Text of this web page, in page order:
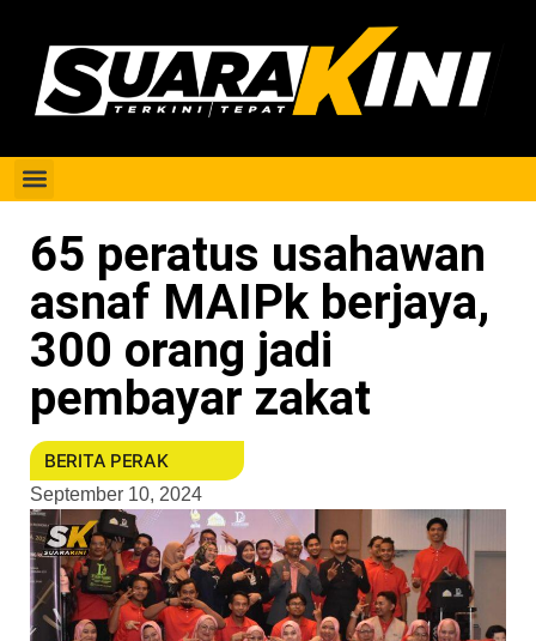
65 peratus usahawan
asnaf MAIPk berjaya,
300 orang jadi
pembayar zakat
BERITA PERAK
September 10, 2024